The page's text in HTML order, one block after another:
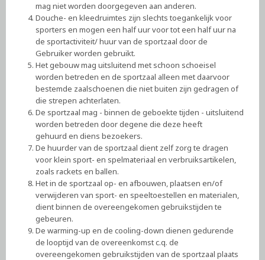
mag niet worden doorgegeven aan anderen.
Douche- en kleedruimtes zijn slechts toegankelijk voor
sporters en mogen een half uur voor tot een half uur na
de sportactiviteit/ huur van de sportzaal door de
Gebruiker worden gebruikt.
Het gebouw mag uitsluitend met schoon schoeisel
worden betreden en de sportzaal alleen met daarvoor
bestemde zaalschoenen die niet buiten zijn gedragen of
die strepen achterlaten.
De sportzaal mag - binnen de geboekte tijden - uitsluitend
worden betreden door degene die deze heeft
gehuurd en diens bezoekers.
De huurder van de sportzaal dient zelf zorg te dragen
voor klein sport- en spelmateriaal en verbruiksartikelen,
zoals rackets en ballen.
Het in de sportzaal op- en afbouwen, plaatsen en/of
verwijderen van sport- en speeltoestellen en materialen,
dient binnen de overeengekomen gebruikstijden te
gebeuren.
De warming-up en de cooling-down dienen gedurende
de looptijd van de overeenkomst c.q. de
overeengekomen gebruikstijden van de sportzaal plaats